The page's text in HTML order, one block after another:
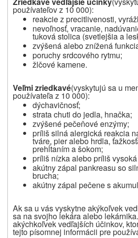
používateľov z 10 000):
reakcie z precitlivenosti,
nevoľnosť, vracanie,
tuková stolica (svetlejšia a
zvýšená alebo znížená
poruchy srdcového rytmu;
žlčové kamene.
Veľmi zriedkavé(vyskytujú sa u
používateľa z 10 000):
dýchavičnosť;
strata chuti do jedla, hnačka;
zvýšené pečeňové enzýmy;
príliš silná alergická reakcia
tváre, pier alebo hrdla,
prehĺtaním a šokom;
príliš nízka alebo príliš
akútny zápal pankreasu so
brucha;
akútny zápal pečene s
Ak sa u vás vyskytne akýkoľvek
sa na svojho lekára alebo
akýchkoľvek vedľajších účinkov,
tejto písomnej informácii pre